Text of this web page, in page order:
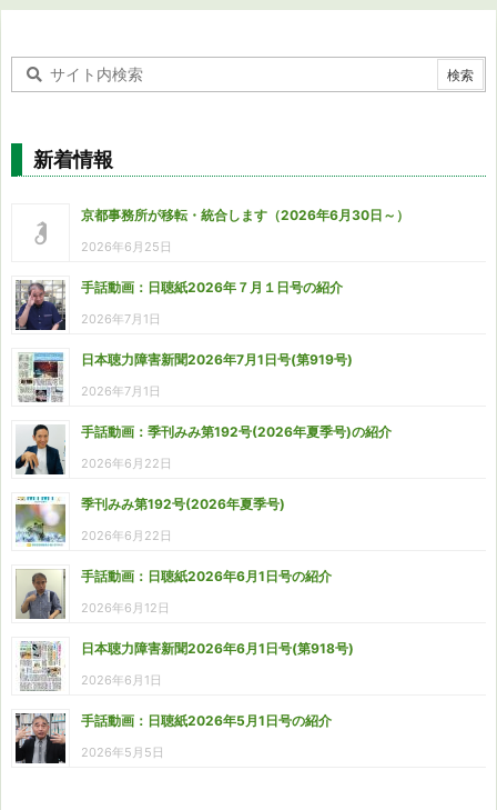
新着情報
京都事務所が移転・統合します（2026年6月30日～）
2026年6月25日
手話動画：日聴紙2026年７月１日号の紹介
2026年7月1日
日本聴力障害新聞2026年7月1日号(第919号)
2026年7月1日
手話動画：季刊みみ第192号(2026年夏季号)の紹介
2026年6月22日
季刊みみ第192号(2026年夏季号)
2026年6月22日
手話動画：日聴紙2026年6月1日号の紹介
2026年6月12日
日本聴力障害新聞2026年6月1日号(第918号)
2026年6月1日
手話動画：日聴紙2026年5月1日号の紹介
2026年5月5日